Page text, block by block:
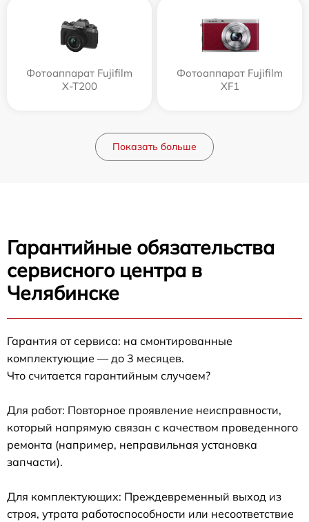
Фотоаппарат Fujifilm
X-T200
Фотоаппарат Fujifilm
XF1
Показать больше
Гарантийные обязательства
сервисного центра в
Челябинске
Гарантия от сервиса: на смонтированные
комплектующие — до 3 месяцев.
Что считается гарантийным случаем?
Для работ: Повторное проявление неисправности,
который напрямую связан с качеством проведенного
ремонта (например, неправильная установка
запчасти).
Для комплектующих: Преждевременный выход из
строя, утрата работоспособности или несоответствие